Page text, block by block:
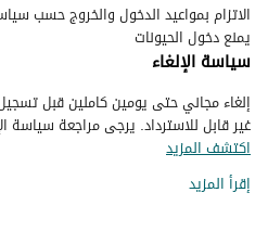
يمنع دخول الحيونات
سياسة الإلغاء
إلغاء مجاني حتى يومين كاملين قبل
غير قابل للاسترداد. يرجى مراجعة سياسة
اكتشف المزيد
إقرأ المزيد